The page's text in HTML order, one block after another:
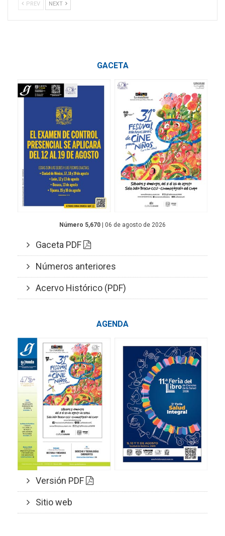
PREV NEXT
GACETA
Número 5,670 | 06 de agosto de 2026
Gaceta PDF
Números anteriores
Acervo Histórico (PDF)
AGENDA
Versión PDF
Sitio web